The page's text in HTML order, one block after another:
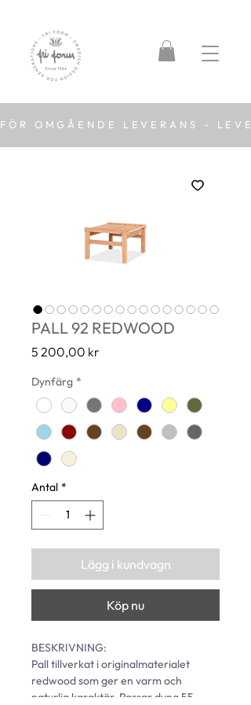
FÖR OMGÅENDE LEVERANS -
PALL 92 REDWOOD
5 200,00 kr
Dynfärg *
Antal *
Lägg i kundvagn
Köp nu
BESKRIVNING:
Pall tillverkat i originalmaterialet
redwood som ger en varm och
naturlig karaktär. Passar dyna 55.